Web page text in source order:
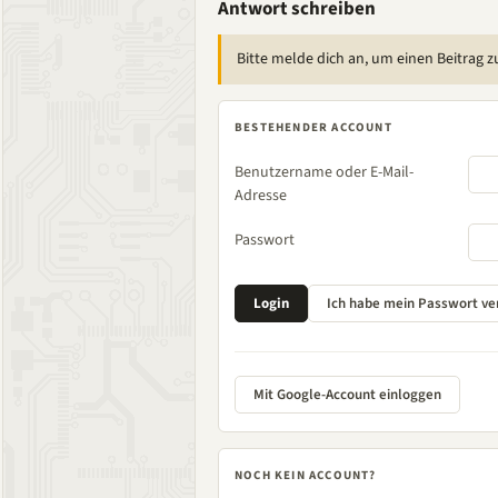
Antwort schreiben
Bitte melde dich an, um einen Beitrag
BESTEHENDER ACCOUNT
Benutzername oder E-Mail-
Adresse
Passwort
Mit Google-Account einloggen
NOCH KEIN ACCOUNT?